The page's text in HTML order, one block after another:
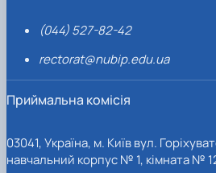
(044) 527-82-42
rectorat@nubip.edu.ua
Приймальна комісія
03041, Україна, м. Київ вул.
навчальний корпус № 1, кімната №